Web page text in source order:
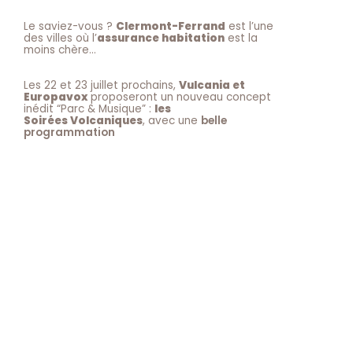
Le saviez-vous ? Clermont-Ferrand est l’une
des villes où l’assurance habitation est la
moins chère…
Les 22 et 23 juillet prochains, Vulcania et
Europavox proposeront un nouveau concept
inédit “Parc & Musique” : les
Soirées Volcaniques, avec une belle
programmation